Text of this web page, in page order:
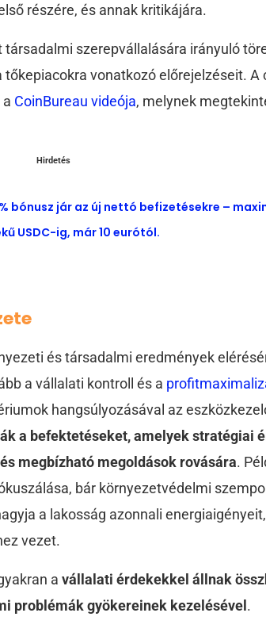
részére, és annak kritikájára.
szerepvállalására irányuló
vonatkozó előrejelzéseit. A
CoinBureau videója, melynek
Hirdetés
bónusz jár az új nettó befizetésekre –
USDC-ig, már 10 eurótól.
és társadalmi eredmények
a vállalati kontroll és a
hangsúlyozásával az
a befektetéseket, amelyek stratégiai
megbízható megoldások rovására.
bár környezetvédelmi
a lakosság azonnali
vezet.
avállalati érdekekkel állnak
problémák gyökereinek kezelésével .